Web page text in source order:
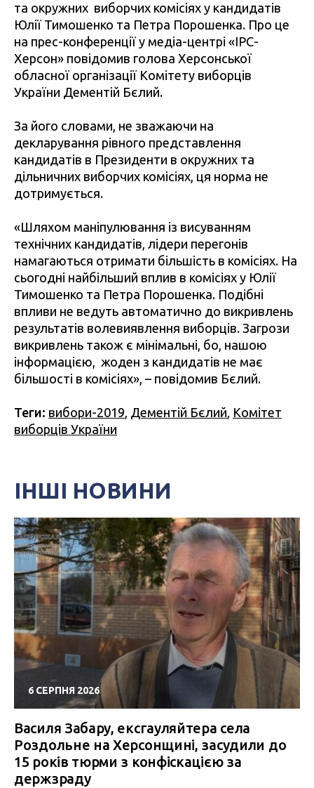
та окружних виборчих комісіях у кандидатів
Юлії Тимошенко та Петра Порошенка. Про це
на прес-конференції у медіа-центрі «ІРС-
Херсон» повідомив голова Херсонської
обласної організації Комітету виборців
України Дементій Бєлий.
За його словами, не зважаючи на
декларування рівного представлення
кандидатів в Президенти в окружних та
дільничних виборчих комісіях, ця норма не
дотримується.
«Шляхом маніпулювання із висуванням
технічних кандидатів, лідери перегонів
намагаються отримати більшість в комісіях. На
сьогодні найбільший вплив в комісіях у Юлії
Тимошенко та Петра Порошенка. Подібні
впливи не ведуть автоматично до викривлень
результатів волевиявлення виборців. Загрози
викривлень також є мінімальні, бо, нашою
інформацією, жоден з кандидатів не має
більшості в комісіях», – повідомив Бєлий.
Теги: вибори-2019, Дементій Бєлий, Комітет
виборців України
ІНШІ НОВИНИ
6 СЕРПНЯ 2026
Василя Забару, ексгауляйтера села
Роздольне на Херсонщині, засудили до
15 років тюрми з конфіскацією за
держзраду